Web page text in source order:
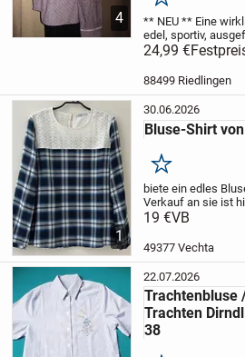
4
Merken
** NEU ** Eine
edel, sportiv,
elegant und ebenso
brombeere * weiß
Hemd- BLUSE im
24,99 €
88499 Riedlingen
1
30.06.2026
Bluse-Shirt
Merken
biete ein edles
Verkauf an sie ist
Schließen
45 cm
19 €VB
49377 Vechta
22.07.2026
Trachtenbluse
Trachten
38